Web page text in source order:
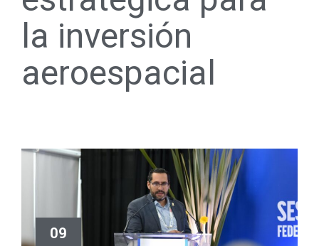
la inversión
aeroespacial
09